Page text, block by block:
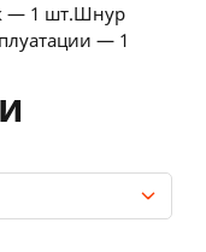
— 1 шт.Шнур
— 1